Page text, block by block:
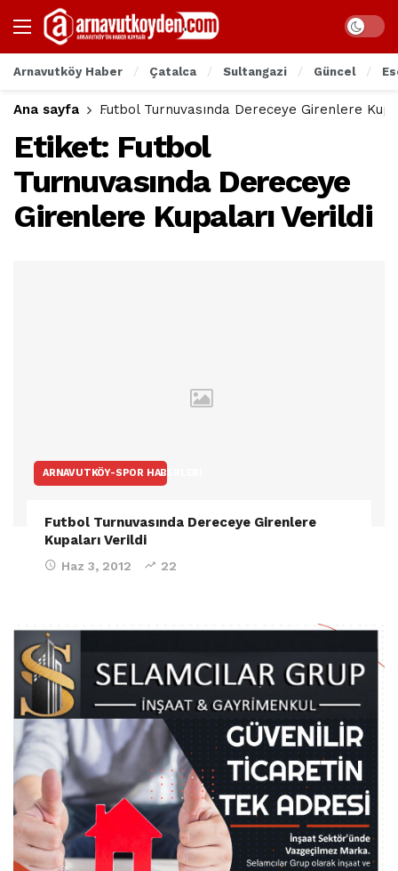
Arnavutköy Haber Çatalca Sultangazi Güncel
Ana sayfa Futbol Turnuvasında Dereceye Girenlere
Etiket: Futbol
Turnuvasında Dereceye
Girenlere Kupaları Verildi
ARNAVUTKÖY-SPOR HABERLERI
Futbol Turnuvasında Dereceye Girenlere
Kupaları Verildi
Haz 3, 2012 22